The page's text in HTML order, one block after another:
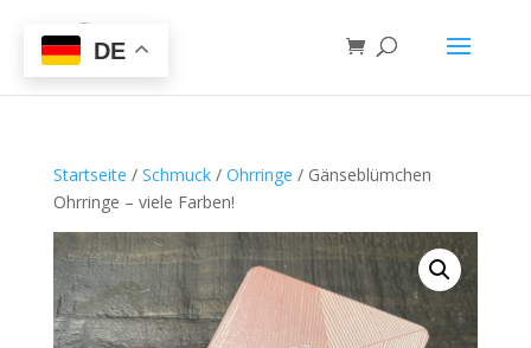
Startseite / Schmuck/ Ohrringe / Gänseblümchen
Ohrringe – viele Farben!
DE